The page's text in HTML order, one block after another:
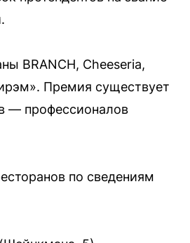
BRANCH, Cheeseria,
Премия существует
— профессионалов
по сведениям